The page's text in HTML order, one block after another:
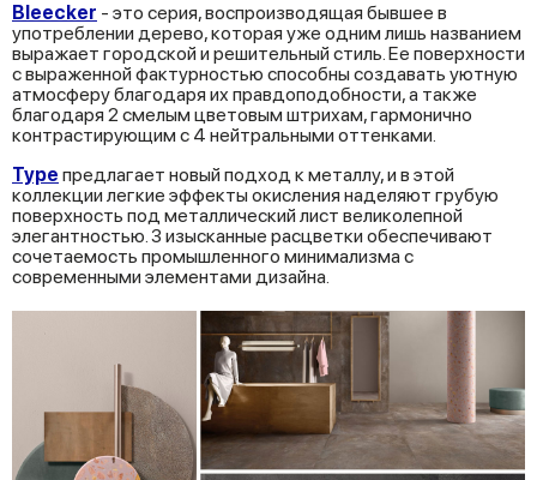
Bleecker - это серия, воспроизводящая бывшее в
употреблении дерево, которая уже одним лишь названием
выражает городской и решительный стиль. Ее поверхности
с выраженной фактурностью способны создавать уютную
атмосферу благодаря их правдоподобности, а также
благодаря 2 смелым цветовым штрихам, гармонично
контрастирующим с 4 нейтральными оттенками.
Type предлагает новый подход к металлу, и в этой
коллекции легкие эффекты окисления наделяют грубую
поверхность под металлический лист великолепной
элегантностью. 3 изысканные расцветки обеспечивают
сочетаемость промышленного минимализма с
современными элементами дизайна.